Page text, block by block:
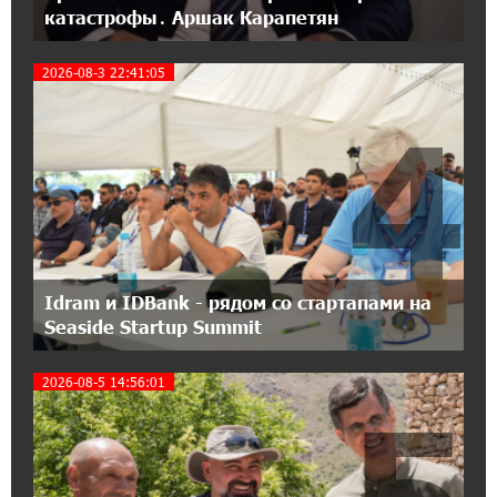
14:27:40 11-07-2026
«Мой лес Армения» — бенефициар
инициативы «Сила одного драма» в июле
Станьте акционером Юнибанка и
воспользуйтесь выгодным инвестиционным
предложением
21:45:09 9-07-2026
IDBank предупреждает о мошеннических
звонках от имени пенсионных фондов
15:50:50 9-07-2026
Небольшой французский уголок в Раздане
при сотрудничестве с Конверс МСБ
15:18:39 9-07-2026
катастрофы․ Аршак Карапетян
2026-08-3 22:41:05
Idram и IDBank - рядом со стартапами на
Seaside Startup Summit
4
2026-08-5 14:56:01